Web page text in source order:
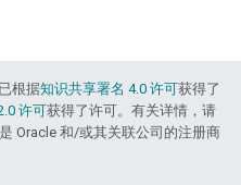
根据知识共享署名 4.0 许可获得了
许可获得了许可。有关详情，请
Oracle 和/或其关联公司的注册商